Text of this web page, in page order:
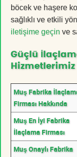
böcek ve haşere
sağlıklı ve etkili
iletişime geçin ve
Güçlü
Hizmetlerimiz
Muş Fabrika
Firması Hakkında
Muş En İyi Fabrika
İlaçlama Firması
Muş Onaylı Fabrika